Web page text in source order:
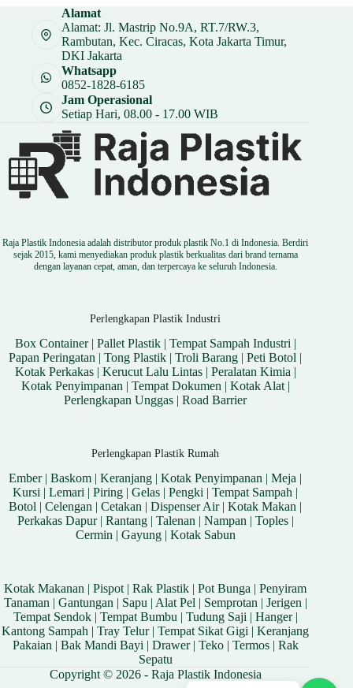
Rp 14.000.
adalah:
Rp 10.500.
Alamat
Alamat: Jl. Mastrip No.9A, RT.7/RW.3,
Rambutan, Kec. Ciracas, Kota Jakarta Timur,
DKI Jakarta
Whatsapp
0852-1828-6185
Jam Operasional
Setiap Hari, 08.00 - 17.00 WIB
Raja Plastik Indonesia adalah distributor produk plastik No.1 di Indonesia. Berdiri
sejak 2015, kami menyediakan produk plastik berkualitas dari brand ternama
dengan layanan cepat, aman, dan terpercaya ke seluruh Indonesia.
Perlengkapan Plastik Industri
Box Container| Pallet Plastik| Tempat Sampah Industri |
Papan Peringatan |Tong Plastik |Troli Barang |Peti Botol |
Kotak Perkakas| Kerucut Lalu Lintas| Peralatan Kimia |
Kotak Penyimpanan | Tempat Dokumen | Kotak Alat|
Perlengkapan Unggas |Road Barrier
Perlengkapan Plastik Rumah
Ember|Baskom |Keranjang |Kotak Penyimpanan |Meja |
Kursi |Lemari |Piring |Gelas |Pengki |Tempat Sampah |
Botol |Celengan |Cetakan |Dispenser Air|Kotak Makan |
Perkakas Dapur| Rantang| Talenan| Nampan| Toples|
Cermin| Gayung| Kotak Sabun
Kotak Makanan |Pispot|Rak Plastik |Pot Bunga |Penyiram
Tanaman| Gantungan| Sapu| Alat Pel| Semprotan| Jerigen|
Tempat Sendok| Tempat Bumbu| Tudung Saji| Hanger|
Kantong Sampah |Tray Telur|Tempat Sikat Gigi |Keranjang
Pakaian| Bak Mandi Bayi| Drawer| Teko| Termos| Rak
Sepatu
Copyright © 2026 - Raja Plastik Indonesia